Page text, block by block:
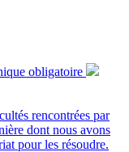
obligatoire
rencontrées par
dont nous avons
pour les résoudre.